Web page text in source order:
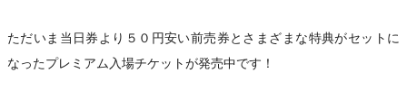
ただいま当日券より５０円安い前売券とさまざまな特典がセットに
なったプレミアム入場チケットが発売中です！